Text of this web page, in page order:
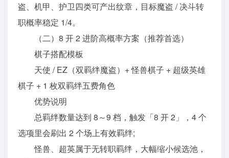
盗、机甲、护卫四类可产出纹章，目标魔盗 / 决斗转
职概率稳定 1/4。
（二）8 开 2 进阶高概率方案（推荐首选）
棋子搭配模板
天使 / EZ（双羁绊魔盗）+ 怪兽棋子 + 超级英雄
棋子 + 1 枚双羁绊五费角色
优势说明
总羁绊数量达到 8～9 档，触发「8 开 2」，4 个
选项里会刷出 2 个场上有效羁绊;
怪兽、超英属于无转职羁绊，大幅缩小候选池，